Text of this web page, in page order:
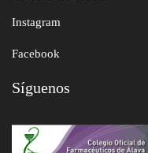
Instagram
Facebook
Síguenos